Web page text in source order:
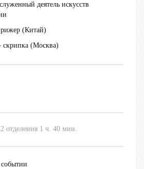
деятель искусств
(Китай)
(Москва)
отделения 1 ч. 40 мин.
событии